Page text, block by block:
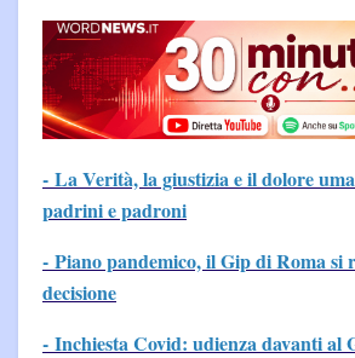
- La Verità, la giustizia e il dolore
padrini e padroni
- Piano pandemico, il Gip di Roma si
decisione
- Inchiesta Covid: udienza davanti al